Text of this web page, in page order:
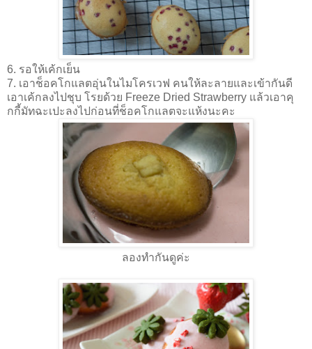
6. รอให้เค้กเย็น
7. เอาช็อคโกแลตอุ่นในไมโครเวฟ คนให้ละลายและเข้ากันดี
เอาเค้กลงไปชุบ โรยด้วย Freeze Dried Strawberry แล้วเอาคุ
กกี้มัทฉะเปะลงไปก่อนที่ช็อคโกแลตจะแห้งนะคะ
ลองทำกันดูค่ะ